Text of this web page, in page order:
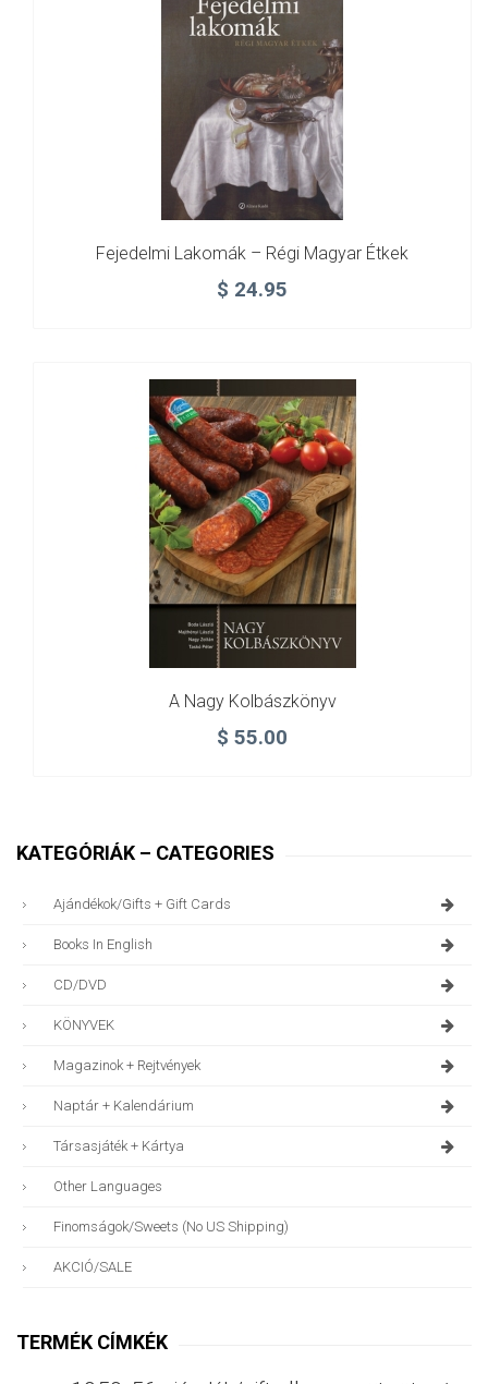
Fejedelmi Lakomák – Régi Magyar Étkek
$ 24.95
A Nagy Kolbászkönyv
$ 55.00
KATEGÓRIÁK – CATEGORIES
Ajándékok/gifts + Gift Cards
Books In English
CD/DVD
KÖNYVEK
Magazinok + Rejtvények
Naptár + Kalendárium
Társasjáték + Kártya
Other Languages
Finomságok/sweets (no US Shipping)
AKCIÓ/SALE
TERMÉK CÍMKÉK